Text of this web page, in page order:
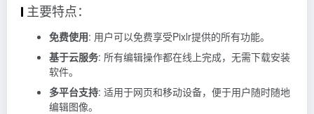
主要特点：
免费使用: 用户可以免费享受Pixlr提供的所有功能。
基于云服务: 所有编辑操作都在线上完成，无需下载安装
软件。
多平台支持: 适用于网页和移动设备，便于用户随时随地
编辑图像。